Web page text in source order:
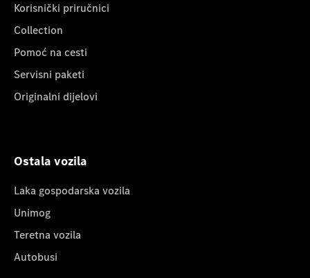
Korisnički priručnici
Collection
Pomoć na cesti
Servisni paketi
Originalni dijelovi
Ostala vozila
Laka gospodarska vozila
Unimog
Teretna vozila
Autobusi